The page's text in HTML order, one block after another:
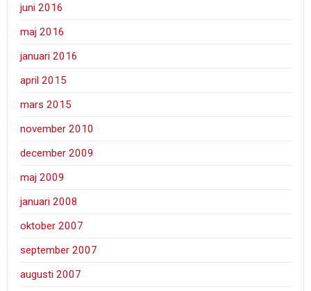
juni 2016
maj 2016
januari 2016
april 2015
mars 2015
november 2010
december 2009
maj 2009
januari 2008
oktober 2007
september 2007
augusti 2007